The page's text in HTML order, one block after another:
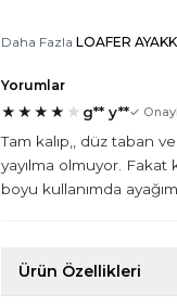
Daha Fazla LOAFER
Yorumlar
★ ★ ★ ★ ★ g** y**✓
Tam kalıp,, düz taban
yayılma olmuyor. Fakat
boyu kullanımda
Ürün Özellikleri